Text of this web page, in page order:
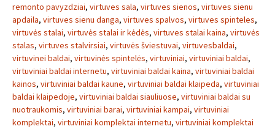
remonto pavyzdziai, virtuves sala, virtuves sienos, virtuves sienu
apdaila, virtuves sienu danga, virtuves spalvos, virtuves spinteles,
virtuvės stalai, virtuvės stalai ir kėdės, virtuves stalai kaina, virtuvės
stalas, virtuves stalvirsiai, virtuvės šviestuvai, virtuvesbaldai,
virtuvinei baldai, virtuvinės spintelės, virtuviniai, virtuviniai baldai,
virtuviniai baldai internetu, virtuviniai baldai kaina, virtuviniai baldai
kainos, virtuviniai baldai kaune, virtuviniai baldai klaipeda, virtuviniai
baldai klaipedoje, virtuviniai baldai siauliuose, virtuviniai baldai su
nuotraukomis, virtuviniai barai, virtuviniai kampai, virtuviniai
komplektai, virtuviniai komplektai internetu, virtuviniai komplektai